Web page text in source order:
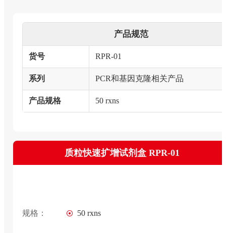
产品规范
货号 RPR-01
系列 PCR和基因克隆相关产品
产品规格 50 rxns
质粒快速扩增试剂盒 RPR-01
规格： 50 rxns